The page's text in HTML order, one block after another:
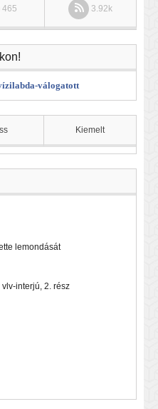
465 3.92k
válogatott
Kiemelt
lemondását
interjú, 2. rész